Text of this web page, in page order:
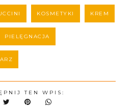
KOSMETYKI KREM
PIELĘGNACJA
TEN WPIS: